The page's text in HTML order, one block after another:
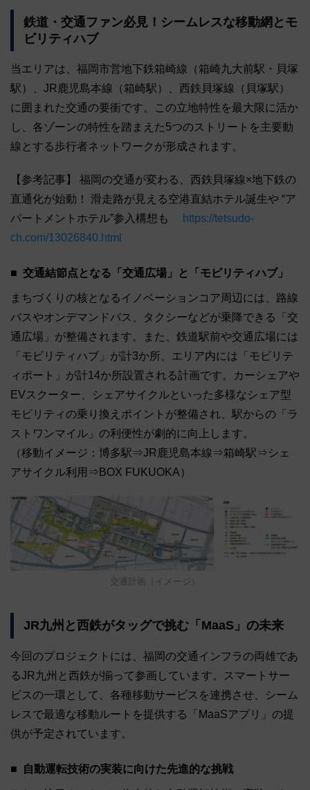
鉄道・交通ファン必見！シームレスな移動網とモ
ビリティハブ
当エリアは、福岡市営地下鉄箱崎線（箱崎九大前駅・貝塚
駅）、JR鹿児島本線（箱崎駅）、西鉄貝塚線（貝塚駅）
に囲まれた交通の要衝です。この立地特性を最大限に活か
し、各ゾーンの特性を踏まえた5つのストリートを主要動
線とする歩行者ネットワークが形成されます。
【参考記事】 福岡の交通が変わる、西鉄貝塚線×地下鉄の
直通化が始動！ 滑走路が見える空港直結ホテル誕生や “ア
パートメントホテル”参入構想も
https://tetsudo-
ch.com/13026840.html
交通結節点となる「交通広場」と「モビリティハブ」
まちづくりの核となるイノベーションコア周辺には、路線
バスやオンデマンドバス、タクシーなどが乗降できる「交
通広場」が整備されます。また、鉄道駅前や交通広場には
「モビリティハブ」が計3か所、エリア内には「モビリテ
ィポート」が計14か所設置される計画です。カーシェアや
EVスクーター、シェアサイクルといった多様なシェア型
モビリティの乗り換えポイントが整備され、駅からの「ラ
ストワンマイル」の利便性が劇的に向上します。
（移動イメージ：博多駅⇒JR鹿児島本線⇒箱崎駅⇒シェ
アサイクル利用⇒BOX FUKUOKA）
交通計画（イメージ）
JR九州と西鉄がタッグで挑む「MaaS」の未来
今回のプロジェクトには、福岡の交通インフラの両雄であ
るJR九州と西鉄が揃って参画しています。スマートサー
ビスの一環として、各種移動サービスを連携させ、シーム
レスで最適な移動ルートを提供する「MaaSアプリ」の提
供が予定されています。
自動運転技術の実装に向けた先進的な挑戦